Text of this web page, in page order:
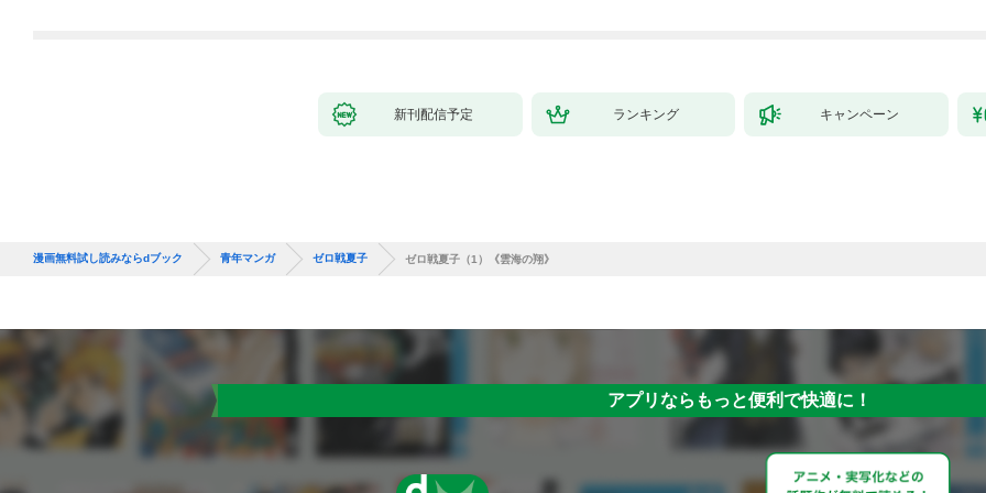
新刊配信予定 ランキング キャンペーン
漫画無料試し読みならdブック 青年マンガ ゼロ戦夏子 ゼロ戦夏子（1）《雲海の翔》
アプリならもっと便利で快適に！